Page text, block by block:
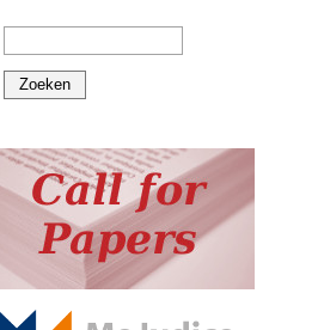
Zoeken